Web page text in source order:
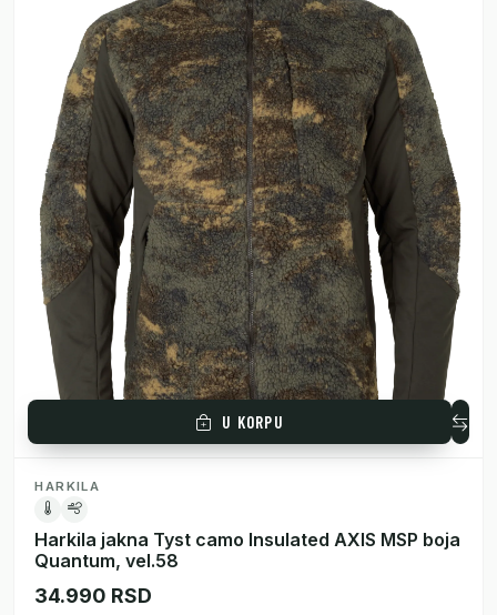
U KORPU
HARKILA
Harkila jakna Tyst camo Insulated AXIS MSP boja
Quantum, vel.58
34.990 RSD